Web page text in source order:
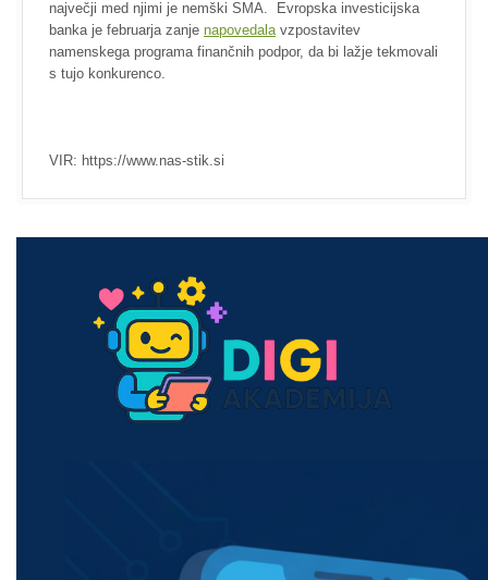
največji med njimi je nemški SMA. Evropska investicijska
banka je februarja zanje napovedala vzpostavitev
namenskega programa finančnih podpor, da bi lažje tekmovali
s tujo konkurenco.
VIR: https://www.nas-stik.si